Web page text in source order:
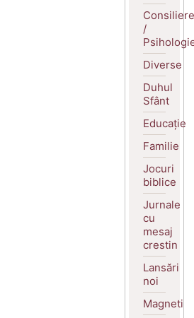
Consiliere
/
Diverse
Duhul
Sfânt
Educație
Familie
Jocuri
biblice
Jurnale
cu
mesaj
crestin
Lansări
noi
Magneti